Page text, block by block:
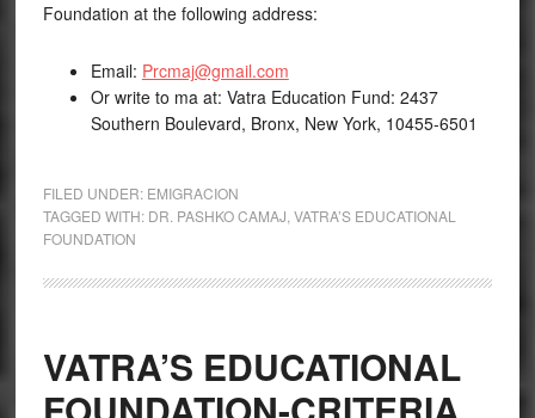
Foundation at the following address:
Email: Prcmaj@gmail.com
Or write to ma at: Vatra Education Fund: 2437
Southern Boulevard, Bronx, New York, 10455-6501
FILED UNDER: EMIGRACION
TAGGED WITH: DR. PASHKO CAMAJ VATRA’S EDUCATIONAL
FOUNDATION
VATRA’S EDUCATIONAL